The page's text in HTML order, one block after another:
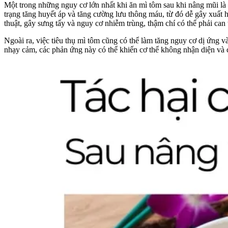
Một trong những nguy cơ lớn nhất khi ăn mì tôm sau khi nâng mũi
trạng tăng huyết áp và tăng cường lưu thông máu, từ đó dễ gây
thuật, gây sưng tấy và nguy cơ nhiễm trùng, thậm chí có thể phải
Ngoài ra, việc tiêu thụ mì tôm cũng có thể làm tăng nguy cơ dị ứng
nhạy cảm, các phản ứng này có thể khiến cơ thể không nhận diện